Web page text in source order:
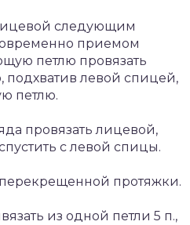
следующим
приемом
петлю провязать
подхватив левой спицей,
петлю.
провязать лицевой,
с левой спицы.
протяжки.
из одной петли 5 п.,